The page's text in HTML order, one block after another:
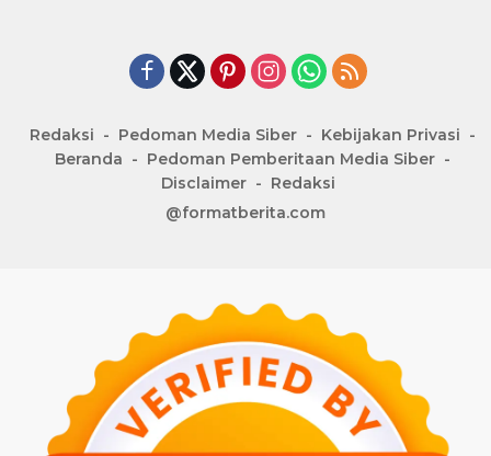
Redaksi Pedoman Media Siber
Kebijakan Privasi
Beranda
Pedoman Pemberitaan Media Siber
Disclaimer
Redaksi
@formatberita.com